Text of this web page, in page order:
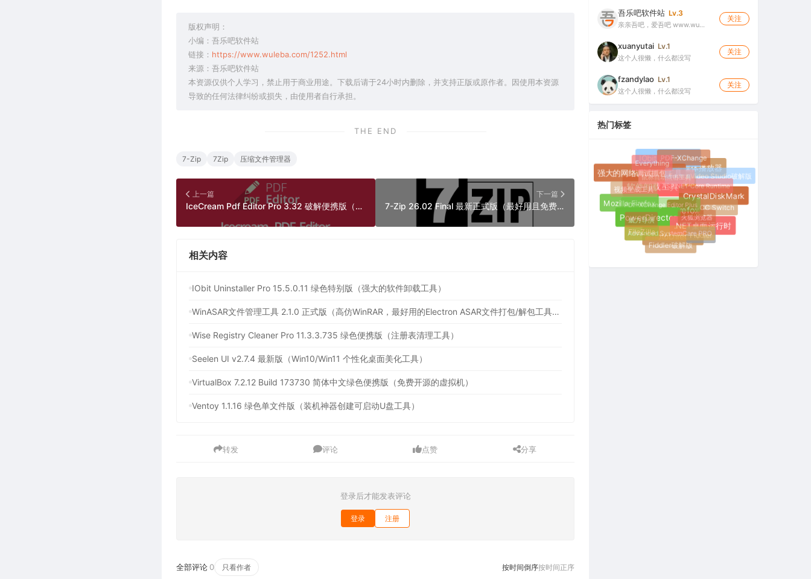
版权声明：
小编：吾乐吧软件站
链接： https://www.wuleba.com/1252.html
来源：吾乐吧软件站
本资源仅供个人学习，禁止用于商业用途。下载后请于24小时内删除，并支持正版或原作者。因使用本资源
导致的任何法律纠纷或损失，由使用者自行承担。
THE END
7-Zip 7Zip 压缩文件管理器
上一篇
IceCream Pdf Editor Pro 3.32 破解便携版（冰淇淋PDF编辑器）
下一篇
7-Zip 26.02 Final 最新正式版（最好用且免费开源的压缩文件管理器）
相关内容
IObit Uninstaller Pro 15.5.0.11 绿色特别版（强大的软件卸载工具）
WinASAR文件管理工具 2.1.0 正式版（高仿WinRAR，最好用的Electron ASAR文件打包/解包工具、压缩/解压工具）
Wise Registry Cleaner Pro 11.3.3.735 绿色便携版（注册表清理工具）
Seelen UI v2.7.4 最新版（Win10/Win11 个性化桌面美化工具）
VirtualBox 7.2.12 Build 173730 简体中文绿色便携版（免费开源的虚拟机）
Ventoy 1.1.16 绿色单文件版（装机神器创建可启动U盘工具）
转发 评论 点赞 分享
登录后才能发表评论
登录 注册
全部评论 0 只看作者 按时间倒序按时间正序
吾乐吧软件站 Lv.3
亲亲吾吧，爱吾吧 www.wu…
关注
xuanyutai Lv.1
这个人很懒，什么都没写
关注
fzandylao Lv.1
这个人很懒，什么都没写
关注
热门标签
Firefox
钉钉
软件卸载工具
PowerDirector
PhotoDirector
.NET桌面运行时
CrystalDiskMark
多媒体播放器
IObit Uninstaller
强大的网络调试抓包工具
Mozilla Firefox
FileZilla
Fiddler破解版
Fiddler
CC Switch
Topaz Video Studio破解版
PDF-XChange
Everything
视频生成工具
威力导演
Advanced SystemCare PRO
火狐浏览器
ASP.NET Core Runtime
鼠标自动点击工具
PDF-XChange Editor Plus